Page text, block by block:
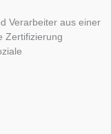
Verarbeiter aus einer
Zertifizierung